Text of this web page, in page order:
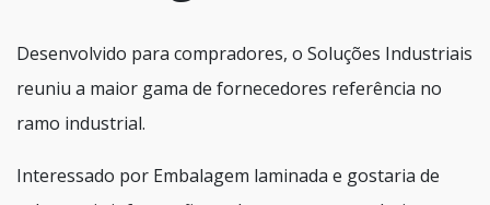
Desenvolvido para compradores, o Soluções Industriais
reuniu a maior gama de fornecedores referência no
ramo industrial.
Interessado por Embalagem laminada e gostaria de